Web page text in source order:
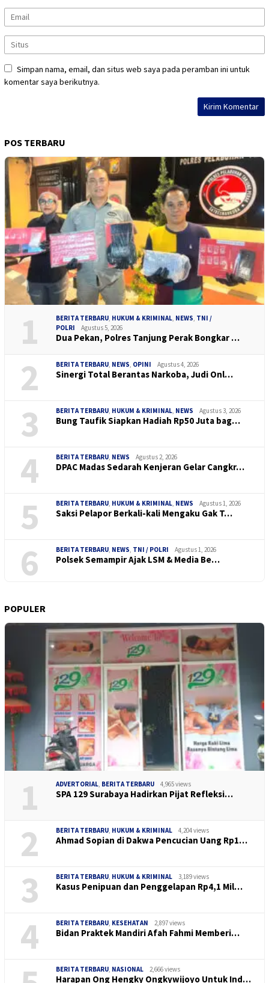
Simpan nama, email, dan situs web saya pada peramban ini untuk
komentar saya berikutnya.
POS TERBARU
1 BERITA TERBARU, HUKUM & KRIMINAL, NEWS, TNI /
POLRI
Agustus 5, 2026
Dua Pekan, Polres Tanjung Perak Bongkar …
2 BERITA TERBARU, NEWS, OPINI Agustus 4, 2026
Sinergi Total Berantas Narkoba, Judi Onl…
3 BERITA TERBARU, HUKUM & KRIMINAL, NEWS Agustus 3, 2026
Bung Taufik Siapkan Hadiah Rp50 Juta bag…
4 BERITA TERBARU, NEWS Agustus 2, 2026
DPAC Madas Sedarah Kenjeran Gelar Cangkr…
5 BERITA TERBARU, HUKUM & KRIMINAL, NEWS Agustus 1, 2026
Saksi Pelapor Berkali-kali Mengaku Gak T…
6 BERITA TERBARU, NEWS, TNI / POLRI Agustus 1, 2026
Polsek Semampir Ajak LSM & Media Be…
POPULER
1 ADVERTORIAL, BERITA TERBARU 4,965 views
SPA 129 Surabaya Hadirkan Pijat Refleksi…
2 BERITA TERBARU, HUKUM & KRIMINAL 4,204 views
Ahmad Sopian di Dakwa Pencucian Uang Rp1…
3 BERITA TERBARU, HUKUM & KRIMINAL 3,189 views
Kasus Penipuan dan Penggelapan Rp4,1 Mil…
4 BERITA TERBARU, KESEHATAN 2,897 views
Bidan Praktek Mandiri Afah Fahmi Memberi…
BERITA TERBARU, NASIONAL 2,666 views
Harapan Ong Hengky Ongkywijoyo Untuk Ind…